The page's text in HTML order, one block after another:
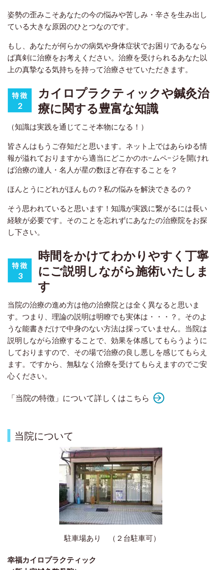
姿勢の歪みこそあなたの今の悩みや苦しみ・辛さを生み出し
ている大きな原因のひとつなのです。
もし、あなたが何らかの病気や身体症状でお困りであるなら
ば真剣に治療をお考えください。治療を受けられるあなた以
上の真摯なる気持ちを持って治療させていただきます。
カイロプラクティックや鍼灸治
療に関する豊富な知識
（知識は実践を通じてこそ本物になる！）
皆さんはもうご存知だと思います。ネット上ではあらゆる情
報が溢れておりますから適当にどこかのホ−ムペ−ジを開けれ
ば治療の達人・名人が星の数ほど存在することを？
ほんとうにどれがほんもの？私の悩みを解決できるの？
そう思われていると思います！知識が実践に繋がるには長い
経験が必要です。そのことを忘れずにあなたの治療院をお探
し下さい。
時間をかけてわかりやすく丁寧
にご説明しながら施術いたしま
す
当院の治療の進め方は他の治療院とは全く異なると思いま
す。つまり、理論の説明は明瞭でも実体は・・・？。そのよ
うな能書きだけで中身のない方法は採っていません。当院は
説明しながら治療することで、効果を体感してもらうように
しておりますので、その場で治療の良し悪しを感じてもらえ
ます。ですから、無駄なく治療を受けてもらえますのでご安
心ください。
「当院の特徴」について詳しくはこちら
当院について
駐車場あり （２台駐車可）
幸福カイロプラクティック